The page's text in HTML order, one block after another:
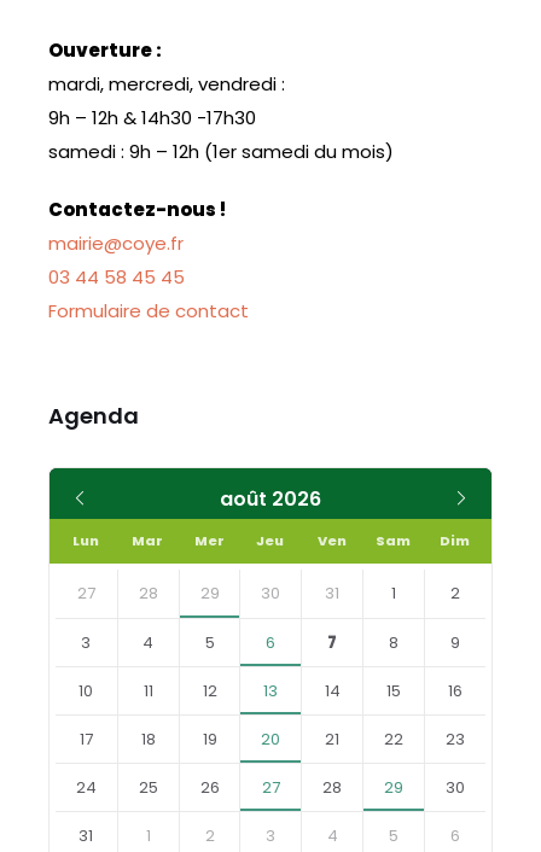
Ouverture :
mardi, mercredi, vendredi :
9h – 12h & 14h30 -17h30
samedi : 9h – 12h (1er samedi du mois)
Contactez-nous !
mairie@coye.fr
03 44 58 45 45
Formulaire de contact
Agenda
août 2026
précédent
Lun Mar Mer Jeu Ven Sam Dim
Skip
calendar
27 28 29 30 31 1 2
3 4 5 6 7 8 9
10 11 12 13 14 15 16
17 18 19 20 21 22 23
24 25 26 27 28 29 30
31 1 2 3 4 5 6